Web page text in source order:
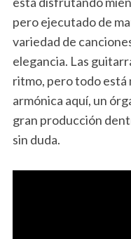
pero ejecutado de
variedad de
elegancia. Las
ritmo, pero todo está
armónica aquí, un
gran producción
sin duda.